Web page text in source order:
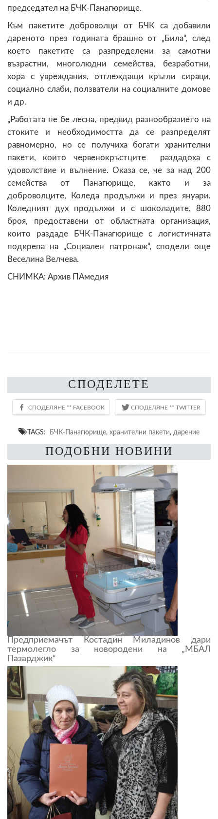
председател на БЧК-Панагюрище.
Към пакетите доброволци от БЧК са добавили
дареното през годината брашно от „Била“, след
което пакетите са разпределени за самотни
възрастни, многолюдни семейства, безработни,
хора с увреждания, отглеждащи кръгли сираци,
социално слаби, ползватели на социалните домове
и др.
„Работата не бе лесна, предвид разнообразието на
стоките и необходимостта да се разпределят
равномерно, но се получиха богати хранителни
пакети, които червенокръстците раздадоха с
удоволствие и вълнение. Оказа се, че за над 200
семейства от Панагюрище, както и за
доброволците, Коледа продължи и през януари.
Коледният дух продължи и с шоколадите, 880
броя, предоставени от областната организация,
които раздаде БЧК-Панагюрище с логистичната
подкрепа на „Социален патронаж“, сподели още
Веселина Велчева.
СНИМКА: Архив ПАмедия
СПОДЕЛЕТЕ
TAGS: БЧК-Панагюрище, хранителни пакети, дарение
ПОДОБНИ НОВИНИ
Предприемачът Костадин Миладинов дари
термолегло за новородени на „МБАЛ
Пазарджик“